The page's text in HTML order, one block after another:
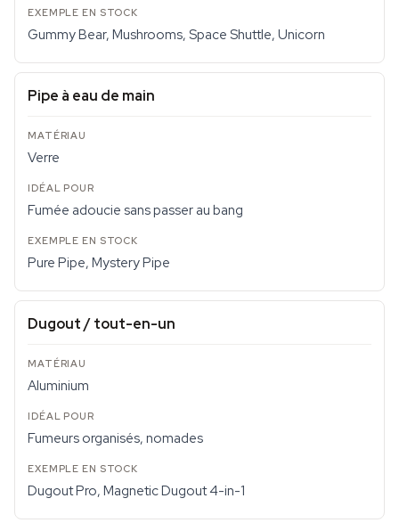
Gummy Bear, Mushrooms, Space Shuttle, Unicorn
Pipe à eau de main
Verre
Fumée adoucie sans passer au bang
Pure Pipe, Mystery Pipe
Dugout / tout-en-un
Aluminium
Fumeurs organisés, nomades
Dugout Pro, Magnetic Dugout 4-in-1